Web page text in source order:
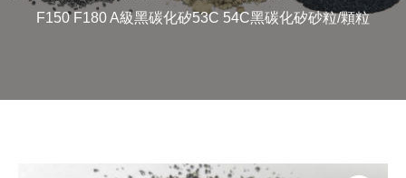
F150 F180 A級黑碳化矽53C 54C黑碳化矽砂粒/顆粒